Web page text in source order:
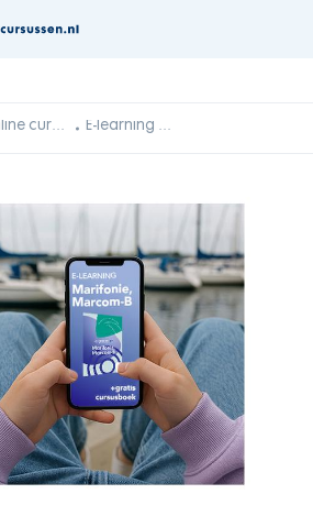
Online cursussen E-learning Marcom-B (=Marifonie+GMDSS): NU incl. fysiek boek!